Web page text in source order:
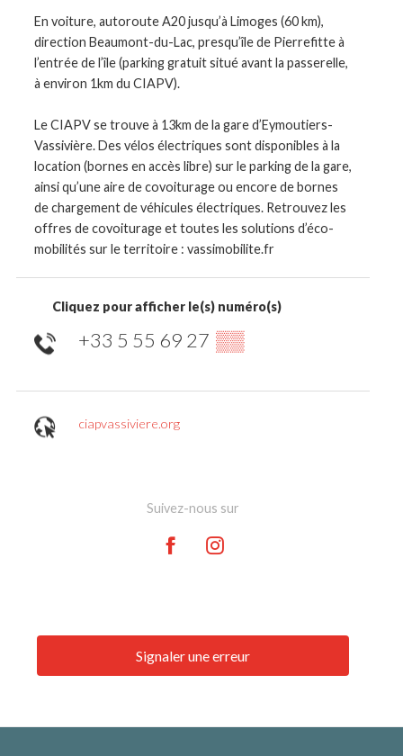
En voiture, autoroute A20 jusqu’à Limoges (60 km),
direction Beaumont-du-Lac, presqu’île de Pierrefitte à
l’entrée de l’île (parking gratuit situé avant la passerelle,
à environ 1km du CIAPV).
Le CIAPV se trouve à 13km de la gare d’Eymoutiers-
Vassivière. Des vélos électriques sont disponibles à la
location (bornes en accès libre) sur le parking de la gare,
ainsi qu’une aire de covoiturage ou encore de bornes
de chargement de véhicules électriques. Retrouvez les
offres de covoiturage et toutes les solutions d’éco-
mobilités sur le territoire : vassimobilite.fr
Cliquez pour afficher le(s) numéro(s)
+33 5 55 69 27 ▒▒
ciapvassiviere.org
Suivez-nous sur
Signaler une erreur